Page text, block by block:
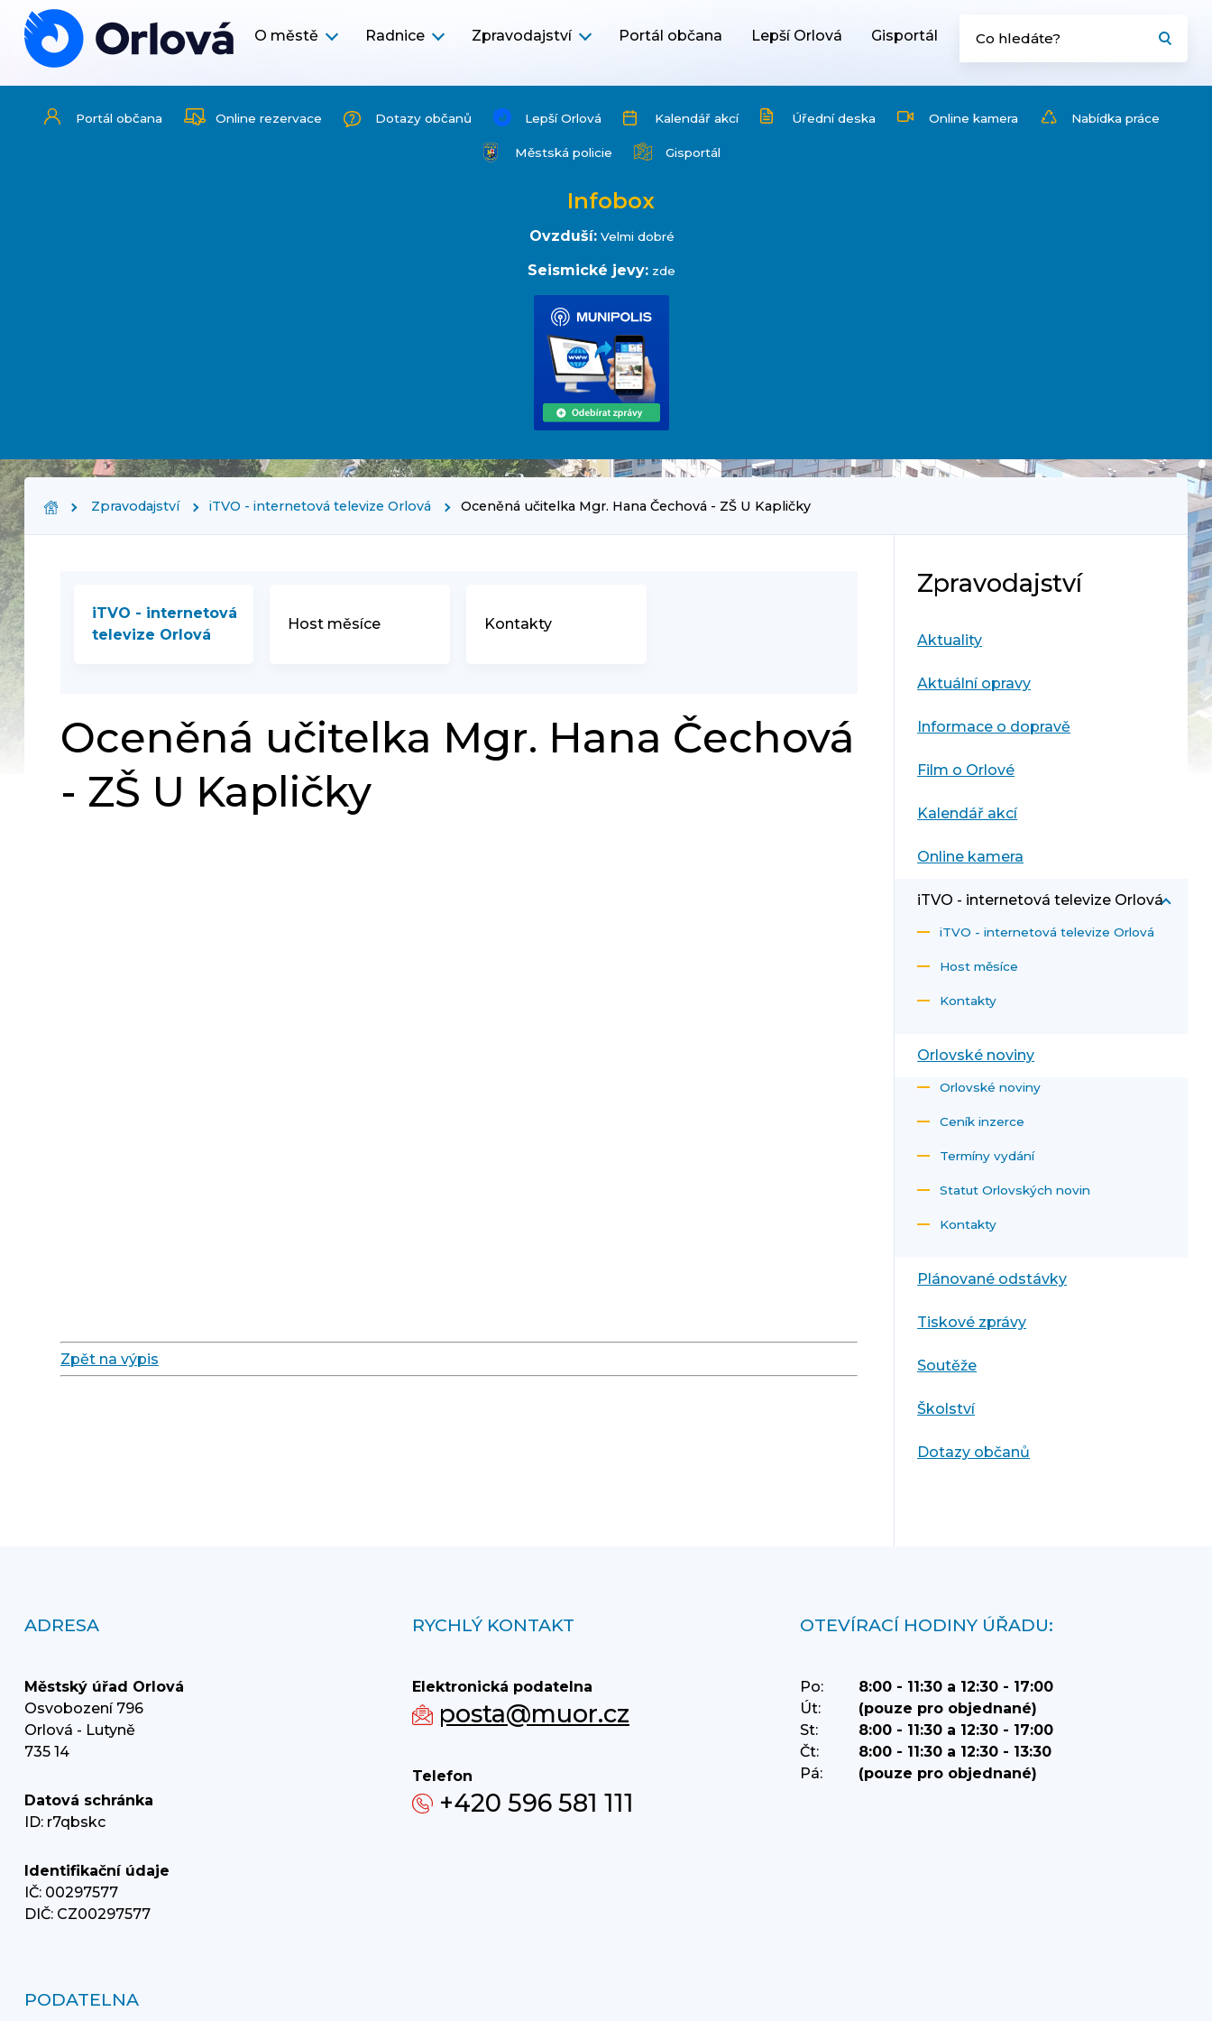
O městě Radnice Zpravodajství Portál občana Lepší Orlová Gisportál
Portál občana Online rezervace Dotazy občanů Lepší Orlová Kalendář akcí Úřední deska Online kamera Nabídka práce
Městská policie Gisportál
Infobox
Ovzduší: Velmi dobré
Seismické jevy: zde
Zpravodajství iTVO - internetová televize Orlová Oceněná učitelka Mgr. Hana Čechová - ZŠ U Kapličky
iTVO - internetová
televize Orlová
Host měsíce Kontakty
Oceněná učitelka Mgr. Hana Čechová
- ZŠ U Kapličky
Zpět na výpis
Zpravodajství
Aktuality
Aktuální opravy
Informace o dopravě
Film o Orlové
Kalendář akcí
Online kamera
iTVO - internetová televize Orlová
iTVO - internetová televize Orlová
Host měsíce
Kontakty
Orlovské noviny
Orlovské noviny
Ceník inzerce
Termíny vydání
Statut Orlovských novin
Kontakty
Plánované odstávky
Tiskové zprávy
Soutěže
Školství
Dotazy občanů
ADRESA
Městský úřad Orlová
Osvobození 796
Orlová - Lutyně
735 14
Datová schránka
ID: r7qbskc
Identifikační údaje
IČ: 00297577
DIČ: CZ00297577
RYCHLÝ KONTAKT
Elektronická podatelna
posta@muor.cz
Telefon
+420 596 581 111
OTEVÍRACÍ HODINY ÚŘADU:
Po:
8:00 - 11:30 a 12:30 - 17:00
Út:
(pouze pro objednané)
St:
8:00 - 11:30 a 12:30 - 17:00
Čt:
8:00 - 11:30 a 12:30 - 13:30
Pá:
(pouze pro objednané)
PODATELNA